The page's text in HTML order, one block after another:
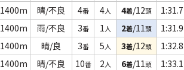
1400m 晴/不良 4番 4人 4着/12頭 1:31.7
1400m 雨/不良 3番 1人 2着/11頭 1:31.9
1400m 晴/良 3番 5人 3着/12頭 1:32.8
1400m 晴/不良 10番 2人 6着/11頭 1:33.1